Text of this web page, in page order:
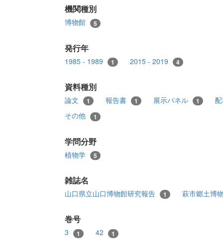
機関種別
博物館 5
発行年
1985 - 1989 1 2015 - 2019 4
資料種別
論文 1 報告書 1 展示パネル 1
その他
1
学問分野
植物学 5
雑誌名
山口県立山口博物館研究報告 1 萩市郷土博
巻号
3 1 42 1